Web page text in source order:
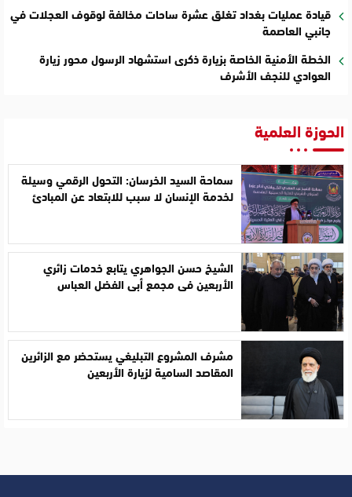
قيادة عمليات بغداد تغلق عشرة ساحات مخالفة لوقوف العجلات في
جانبي العاصمة
الخطة الأمنية الخاصة بزيارة ذكرى استشهاد الرسول محور زيارة
العوادي للنجف الأشرف
الحوزة العلمية
سماحة السيد الخرسان: التحول الرقمي وسيلة
لخدمة الإنسان لا سبب للابتعاد عن المبادئ
الشيخ حسن الجواهري يتابع خدمات زائري
الأربعين في مجمع أبي الفضل العباس
مشرف المشروع التبليغي يستحضر مع الزائرين
المقاصد السامية لزيارة الأربعين